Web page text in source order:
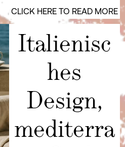
CLICK HERE TO READ MORE
Italienisc
hes
Design,
mediterra